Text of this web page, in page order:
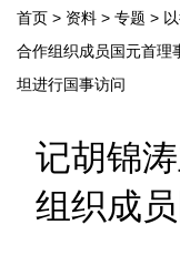
首页 > 资料 > 专题 >
合作组织成员国元首理
坦进行国事访问
记胡锦
组织成